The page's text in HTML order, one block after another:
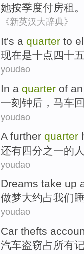
她按季度付房租 。
《新英汉大辞典》
It's a quarter to
现在是十点四十五
youdao
In a quarter of
一刻钟后， 马车
youdao
A further quarter
还有四分之一的人
youdao
Dreams take up
做梦大约占我们
youdao
Car thefts
汽车盗窃占所有